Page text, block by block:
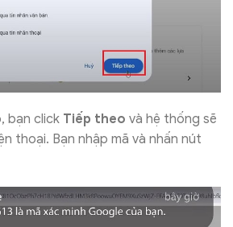
bạn click Tiếp theo và hệ thống sẽ
thoại. Bạn nhập mã và nhấn nút